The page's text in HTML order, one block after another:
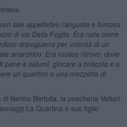
tale appellativo l’angusta e fumosa
di via Della Foglia. Era nata come
dopoguerra per volontà di un
anarchico. Era rustico ritrovo, dove
pane e salumi, giocare a briscola e a
un quartino o una mezzetta di
Nerino Bertolla, la pescheria Vettori,
La Quartina e suo figlio